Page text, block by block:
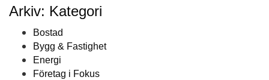
Arkiv: Kategori
Bostad
Bygg & Fastighet
Energi
Företag i Fokus